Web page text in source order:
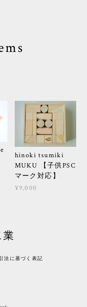
hinoki tsumiki
MUKU 【子供PSC
マーク対応】
¥9,000
法に基づく表記